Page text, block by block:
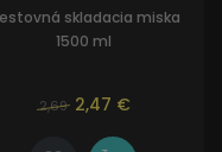
skladacia miska
1500 ml
2,69 2,47 €